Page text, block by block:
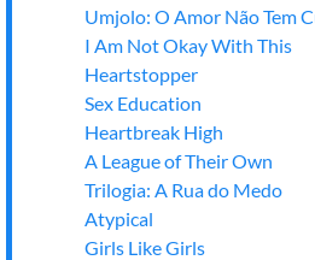
Umjolo: O Amor Não Tem
I Am Not Okay With This
Heartstopper
Sex Education
Heartbreak High
A League of Their Own
Trilogia: A Rua do Medo
Atypical
Girls Like Girls